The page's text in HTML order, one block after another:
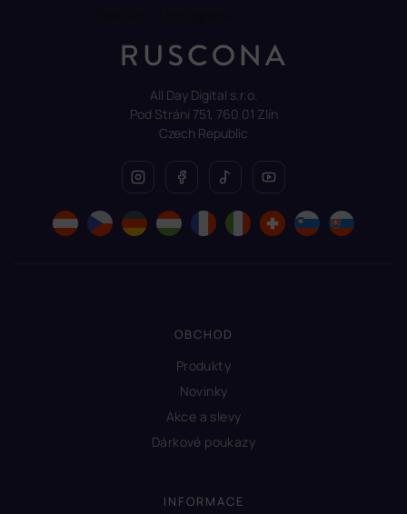
All Day Digital s.r.o.
Pod Strání 751, 760 01 Zlín
Czech Republic
OBCHOD
Produkty
Novinky
Akce a slevy
Dárkové poukazy
INFORMACE